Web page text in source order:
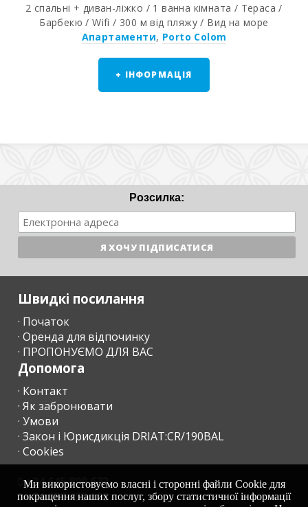
2 спальні + диван-ліжко / 1 ванна кімната / Тераса /
Барбекю / Wifi / 300 м від пляжу / Вид на море
Апартаменти, Porto Colom
+ ІНФОРМАЦІЯ
Розсилка:
Швидкі посилання
· Початок
· Оренда для відпочинку
· ПРОПОНУЄМО ДЛЯ ВАС
Допомога
· Контакт
· Як забронювати
· Умови
· Закон і Юрисдикція DRIAT:CR/190BAL
· Cookies
+34 645 899 673
+34 638 455 158
Ми використовуємо власні і сторонні файли Cookie для
покращення наших послуг, збору статистичної інформації